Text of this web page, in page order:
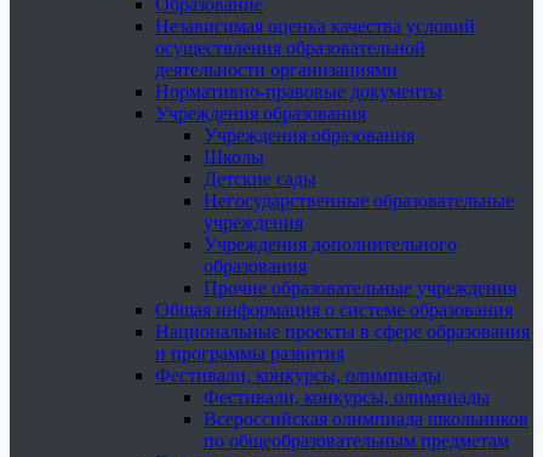
Образование
Независимая оценка качества условий
осуществления образовательной
деятельности организациями
Нормативно-правовые документы
Учреждения образования
Учреждения образования
Школы
Детские сады
Негосударственные образовательные
учреждения
Учреждения дополнительного
образования
Прочие образовательные учреждения
Общая информация о системе образования
Национальные проекты в сфере образования
и программы развития
Фестивали, конкурсы, олимпиады
Фестивали, конкурсы, олимпиады
Всероссийская олимпиада школьников
по общеобразовательным предметам